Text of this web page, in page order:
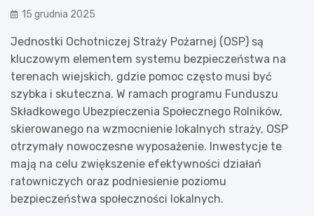
15 grudnia 2025
Jednostki Ochotniczej Straży Pożarnej (OSP) są
kluczowym elementem systemu bezpieczeństwa na
terenach wiejskich, gdzie pomoc często musi być
szybka i skuteczna. W ramach programu Funduszu
Składkowego Ubezpieczenia Społecznego Rolników,
skierowanego na wzmocnienie lokalnych straży, OSP
otrzymały nowoczesne wyposażenie. Inwestycje te
mają na celu zwiększenie efektywności działań
ratowniczych oraz podniesienie poziomu
bezpieczeństwa społeczności lokalnych.